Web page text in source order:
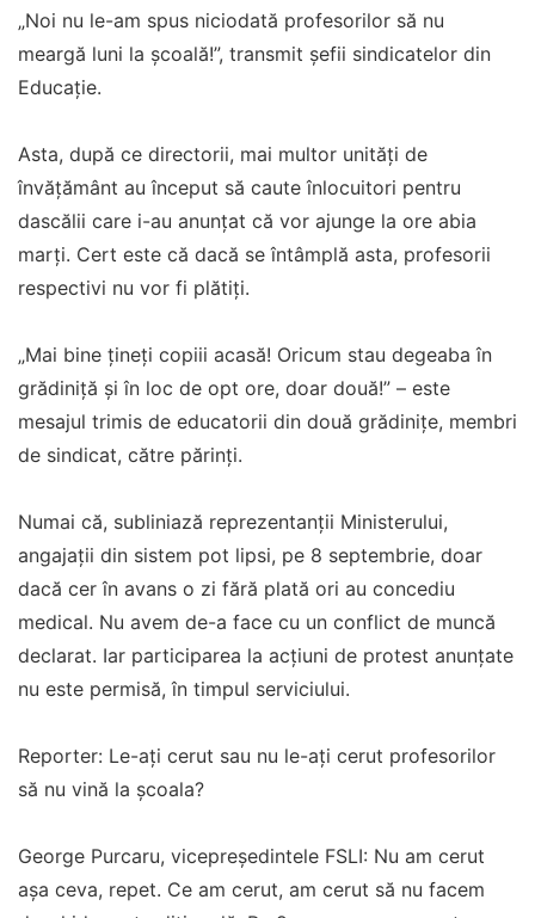
„Noi nu le-am spus niciodată profesorilor să nu
meargă luni la școală!”, transmit șefii sindicatelor din
Educație.
Asta, după ce directorii, mai multor unități de
învățământ au început să caute înlocuitori pentru
dascălii care i-au anunțat că vor ajunge la ore abia
marți. Cert este că dacă se întâmplă asta, profesorii
respectivi nu vor fi plătiți.
„Mai bine țineți copiii acasă! Oricum stau degeaba în
grădiniță și în loc de opt ore, doar două!” – este
mesajul trimis de educatorii din două grădinițe, membri
de sindicat, către părinți.
Numai că, subliniază reprezentanții Ministerului,
angajații din sistem pot lipsi, pe 8 septembrie, doar
dacă cer în avans o zi fără plată ori au concediu
medical. Nu avem de-a face cu un conflict de muncă
declarat. Iar participarea la acțiuni de protest anunțate
nu este permisă, în timpul serviciului.
Reporter: Le-ați cerut sau nu le-ați cerut profesorilor
să nu vină la școala?
George Purcaru, vicepreședintele FSLI: Nu am cerut
așa ceva, repet. Ce am cerut, am cerut să nu facem